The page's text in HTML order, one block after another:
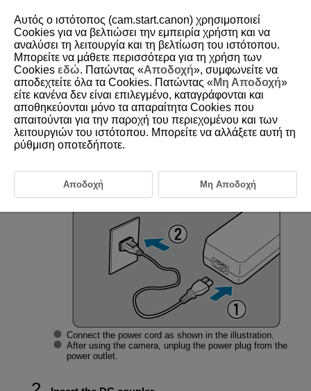
D101-197
Household Power Outlet
Accessories
You can power the camera from a household power outlet with DC
CouplerDR-E12and Compact Power Adapter
Connect the power cord.
Connect the power cord as shown in the illustration.
After using the camera, unplug the power plug from the
power outlet.
Αυτός ο ιστότοπος (cam.start.canon) χρησιμοποιεί
Cookies για να βελτιώσει την εμπειρία χρήστη και να
αναλύσει τη λειτουργία και τη βελτίωση του ιστότοπου.
Μπορείτε να μάθετε περισσότερα για τη χρήση των
Cookies εδώ. Πατώντας «Αποδοχή», συμφωνείτε να
αποδεχτείτε όλα τα Cookies. Πατώντας «Μη Αποδοχή»
είτε κανένα δεν είναι επιλεγμένο, καταγράφονται και
αποθηκεύονται μόνο τα απαραίτητα Cookies που
απαιτούνται για την παροχή του περιεχομένου και των
λειτουργιών του ιστότοπου. Μπορείτε να αλλάξετε αυτή τη
ρύθμιση οποτεδήποτε.
Αποδοχή Μη Αποδοχή